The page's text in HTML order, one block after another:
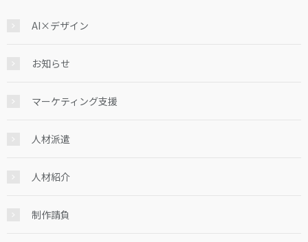
AI×デザイン
お知らせ
マーケティング支援
人材派遣
人材紹介
制作請負